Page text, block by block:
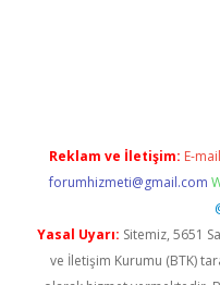
Reklam ve İletişim: E-
forumhizmeti@gmail.com
Yasal Uyarı: Sitemiz, 5651
ve İletişim Kurumu (BTK)